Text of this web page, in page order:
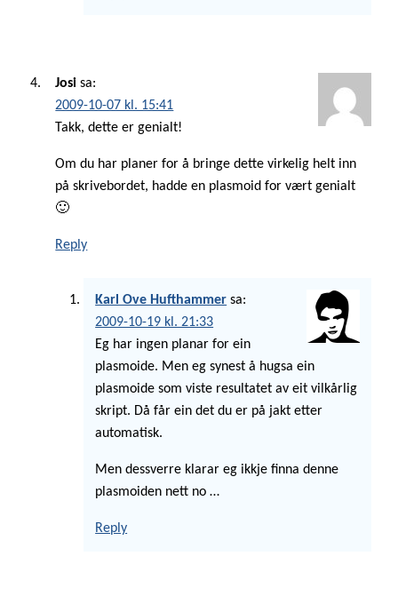
Josi sa:
2009-10-07 kl. 15:41
Takk, dette er genialt!
Om du har planer for å bringe dette virkelig helt inn
på skrivebordet, hadde en plasmoid for vært genialt
🙂
Reply
Karl Ove Hufthammer sa:
2009-10-19 kl. 21:33
Eg har ingen planar for ein
plasmoide. Men eg synest å hugsa ein
plasmoide som viste resultatet av eit vilkårlig
skript. Då får ein det du er på jakt etter
automatisk.
Men dessverre klarar eg ikkje finna denne
plasmoiden nett no …
Reply